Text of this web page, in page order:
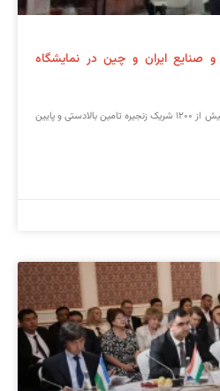
و صنایع ایران و چین در نمایشگاه
این دوره از نمایشگاه ۶۷۶ غرفه دار و بیش از ۱۲۰۰ شریک زنجیره تامین بالادستی و پایین